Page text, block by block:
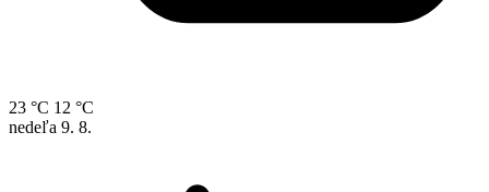
23 °C 12 °C
nedeľa 9. 8.